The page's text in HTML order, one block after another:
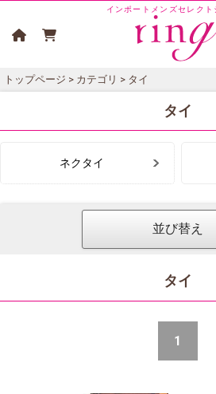
インポートメンズセレクト
トップページ > カテゴリ > タイ
タイ
ネクタイ
並び替え
タイ
1